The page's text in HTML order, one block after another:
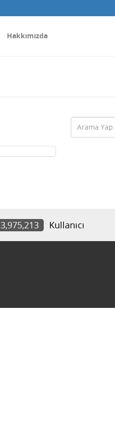
Hakkımızda
3,975,213 Kullanıcı